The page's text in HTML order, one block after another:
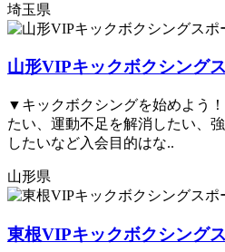
埼玉県
山形VIPキックボクシング
▼キックボクシングを始めよう
たい、運動不足を解消したい、
したいなど入会目的はな..
山形県
東根VIPキックボクシング